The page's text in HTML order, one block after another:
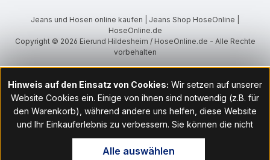
Jeans und Hosen online kaufen | Jeans Shop HoseOnline |
HoseOnline.de
Copyright © 2026 Eierund Hildesheim / HoseOnline.de - Alle Rechte
vorbehalten
Hinweis auf den Einsatz von Cookies: Wir setzen auf unserer
Website Cookies ein. Einige von ihnen sind notwendig (z.B. für
den Warenkorb), während andere uns helfen, diese Website
und Ihr Einkauferlebnis zu verbessern. Sie können die nicht
notwendigen Cookies mit Klick auf „OK“ akzeptieren oder per
Klick auf "Nur technisch notwendige akzeptieren" ablehnen. Den
Alle auswählen